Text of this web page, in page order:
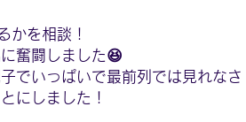
かを相談！
奮闘しました😆
でいっぱいで最前列では見れなさ
にしました！